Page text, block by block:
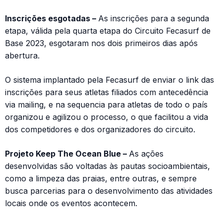
Inscrições esgotadas – As inscrições para a segunda
etapa, válida pela quarta etapa do Circuito Fecasurf de
Base 2023, esgotaram nos dois primeiros dias após
abertura.
O sistema implantado pela Fecasurf de enviar o link das
inscrições para seus atletas filiados com antecedência
via mailing, e na sequencia para atletas de todo o país
organizou e agilizou o processo, o que facilitou a vida
dos competidores e dos organizadores do circuito.
Projeto Keep The Ocean Blue – As ações
desenvolvidas são voltadas às pautas socioambientais,
como a limpeza das praias, entre outras, e sempre
busca parcerias para o desenvolvimento das atividades
locais onde os eventos acontecem.